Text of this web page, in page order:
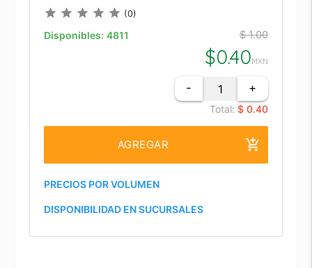
star star star star star (0)
Disponibles: 4811 $ 1.00
$0.40MXN
- +
Total: $ 0.40
AGREGAR add_shopping_cart
PRECIOS POR VOLUMEN
DISPONIBILIDAD EN SUCURSALES